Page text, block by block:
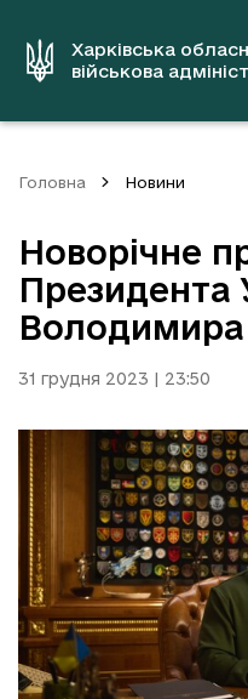
вмістуХарківська
військова
Головна Новини
Новорічне
Президента
Володимира
31 грудня 2023 | 23:50